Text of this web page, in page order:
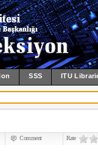
SSS ITU
Comment Rate